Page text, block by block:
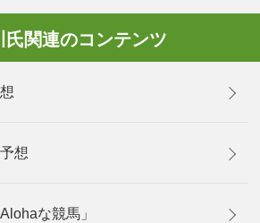
氏関連のコンテンツ
想
な競馬」